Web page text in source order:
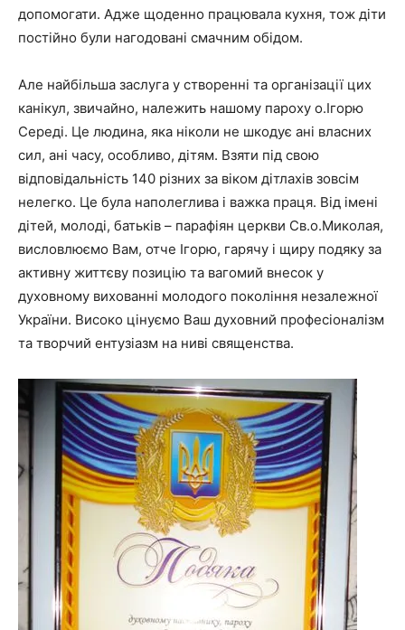
допомогати. Адже щоденно працювала кухня, тож діти
постійно були нагодовані смачним обідом.
Але найбільша заслуга у створенні та організації цих
канікул, звичайно, належить нашому пароху о.Ігорю
Середі. Це людина, яка ніколи не шкодує ані власних
сил, ані часу, особливо, дітям. Взяти під свою
відповідальність 140 різних за віком дітлахів зовсім
нелегко. Це була наполеглива і важка праця. Від імені
дітей, молоді, батьків – парафіян церкви Св.о.Миколая,
висловлюємо Вам, отче Ігорю, гарячу і щиру подяку за
активну життєву позицію та вагомий внесок у
духовному вихованні молодого покоління незалежної
України. Високо цінуємо Ваш духовний професіоналізм
та творчий ентузіазм на ниві священства.